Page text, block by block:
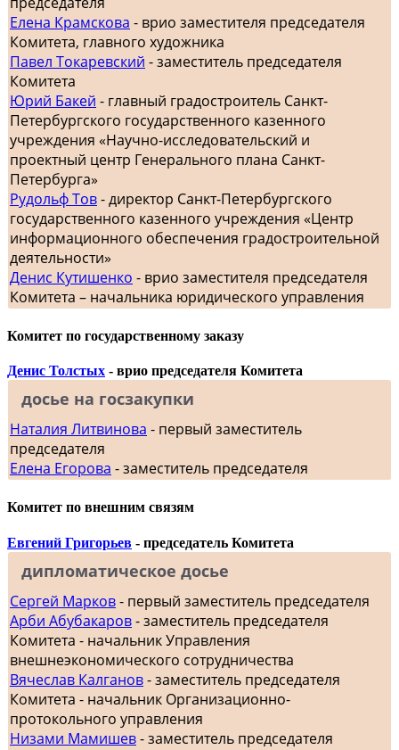
Елена Крамскова - врио заместителя председателя
Комитета, главного художника
Павел Токаревский - заместитель председателя
Комитета
Юрий Бакей - главный градостроитель Санкт-
Петербургского государственного казенного
учреждения «Научно-исследовательский и
проектный центр Генерального плана Санкт-
Петербурга»
Рудольф Тов- директор Санкт-Петербургского
государственного казенного учреждения «Центр
информационного обеспечения градостроительной
деятельности»
Денис Кутишенко - врио заместителя председателя
Комитета – начальника юридического управления
Комитет по государственному заказу
Денис Толстых - врио председателя Комитета
досье на госзакупки
Наталия Литвинова - первый заместитель
председателя
Елена Егорова - заместитель председателя
Комитет по внешним связям
Евгений Григорьев - председатель Комитета
дипломатическое досье
Сергей Марков- первый заместитель председателя
Арби Абубакаров- заместитель председателя
Комитета - начальник Управления
внешнеэкономического сотрудничества
Вячеслав Калганов- заместитель председателя
Комитета - начальник Организационно-
протокольного управления
Низами Мамишев- заместитель председателя